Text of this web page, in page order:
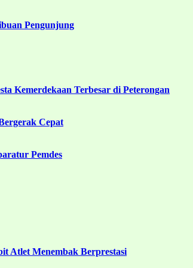
Pengunjung
Kemerdekaan Terbesar di Peterongan
Cepat
Pemdes
Atlet Menembak Berprestasi